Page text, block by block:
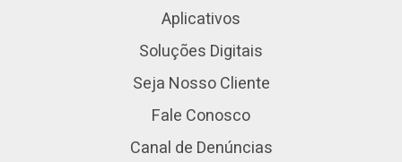
Aplicativos
Soluções Digitais
Seja Nosso Cliente
Fale Conosco
Canal de Denúncias